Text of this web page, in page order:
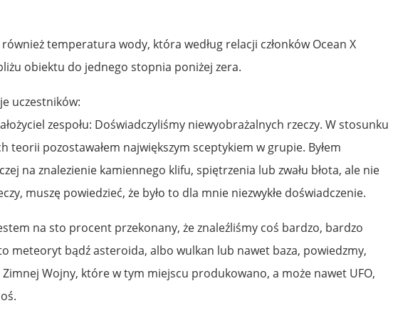
również temperatura wody, która według relacji członków Ocean X
obiektu do jednego stopnia poniżej zera.
uczestników:
zespołu: Doświadczyliśmy niewyobrażalnych rzeczy. W stosunku
teorii pozostawałem największym sceptykiem w grupie. Byłem
na znalezienie kamiennego klifu, spiętrzenia lub zwału błota, ale nie
muszę powiedzieć, że było to dla mnie niezwykłe doświadczenie.
na sto procent przekonany, że znaleźliśmy coś bardzo, bardzo
meteoryt bądź asteroida, albo wulkan lub nawet baza, powiedzmy,
Wojny, które w tym miejscu produkowano, a może nawet UFO,